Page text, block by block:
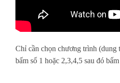
Chỉ cần chọn chương trình (dung
bấm số 1 hoặc 2,3,4,5 sau đó